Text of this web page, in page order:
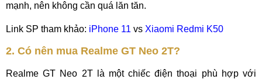
mạnh, nên không cần quá lăn tăn.
Link SP tham khảo: iPhone 11 vs Xiaomi Redmi K50
2. Có nên mua Realme GT Neo 2T?
Realme GT Neo 2T là một chiếc điện thoại phù hợp với